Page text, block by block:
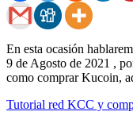
En esta ocasión
9 de Agosto de 2021 ,
como comprar Kucoin,
Tutorial red KCC y